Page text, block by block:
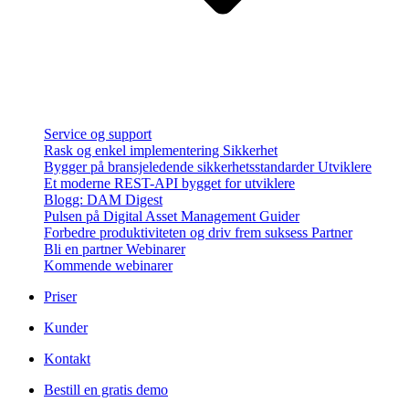
Service og support
Rask og enkel implementering Sikkerhet
Bygger på bransjeledende sikkerhetsstandarderUtviklere
Et moderne REST-API bygget for utviklere
Blogg: DAM Digest
Pulsen på Digital Asset Management Guider
Forbedre produktiviteten og driv frem suksess Partner
Bli en partnerWebinarer
Kommende webinarer
Priser
Kunder
Kontakt
Bestill en gratis demo